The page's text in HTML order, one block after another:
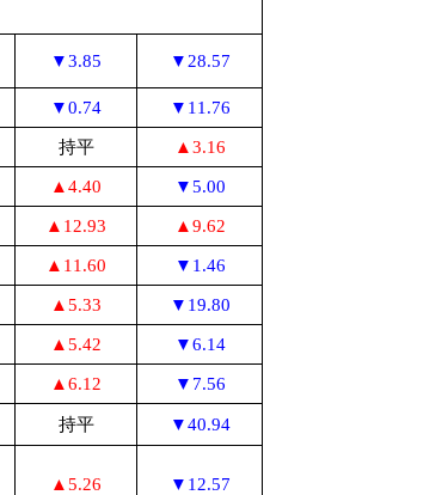
▼3.85 ▼28.57
▼0.74 ▼11.76
持平 ▲3.16
▲4.40 ▼5.00
▲12.93 ▲9.62
▲11.60 ▼1.46
▲5.33 ▼19.80
▲5.42 ▼6.14
▲6.12 ▼7.56
持平 ▼40.94
▲5.26 ▼12.57